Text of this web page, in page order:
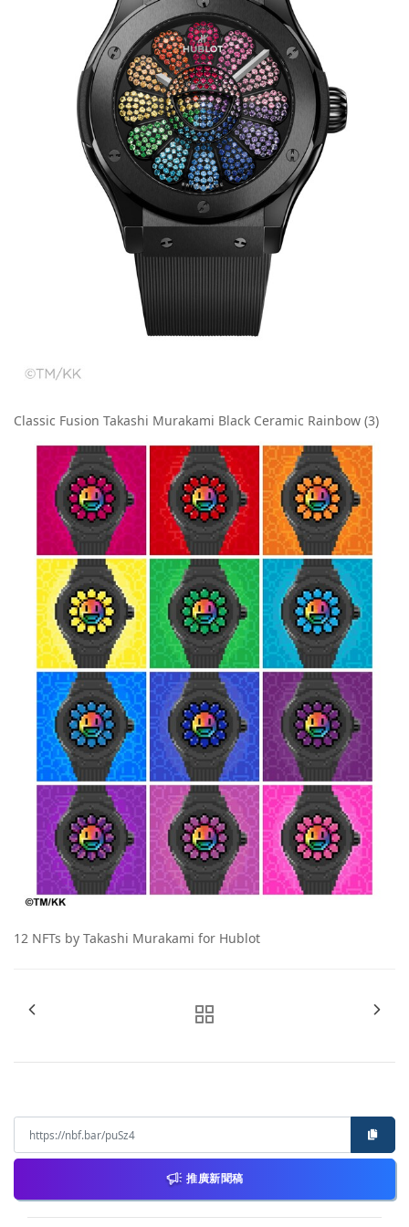
Classic Fusion Takashi Murakami Black Ceramic Rainbow (3)
12 NFTs by Takashi Murakami for Hublot
推廣新聞稿